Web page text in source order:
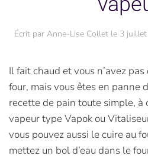
Écrit par Anne-Lise Collet le 3
Il fait chaud et vous n’avez
four, mais vous êtes en panne
recette de pain toute simple, à
vapeur type Vapok ou
vous pouvez aussi le cuire au
mettez un bol d’eau dans le